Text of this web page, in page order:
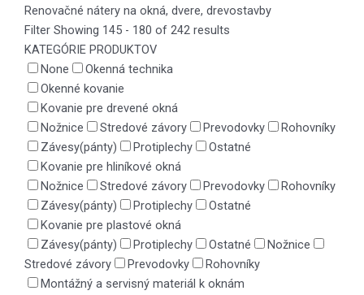
Renovačné nátery na okná, dvere, drevostavby
FilterShowing 145 - 180 of 242 results
KATEGÓRIE PRODUKTOV
None
Okenná technika
Okenné kovanie
Kovanie pre drevené okná
Nožnice
Stredové závory Prevodovky
Rohovníky
Závesy(pánty)
Protiplechy
Ostatné
Kovanie pre hliníkové okná
Nožnice
Stredové závory Prevodovky
Rohovníky
Závesy(pánty)
Protiplechy
Ostatné
Kovanie pre plastové okná
Závesy(pánty)
Protiplechy Ostatné
Nožnice
Stredové závory
Prevodovky
Rohovníky
Montážný a servisný materiál k oknám